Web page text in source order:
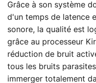
Grâce à son système
d'un temps de latence
sonore, la qualité est
grâce au processeur
réduction de bruit
tous les bruits
immerger totalement